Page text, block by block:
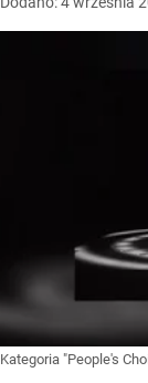
Kategoria "People's